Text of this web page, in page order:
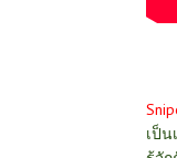
เป็น